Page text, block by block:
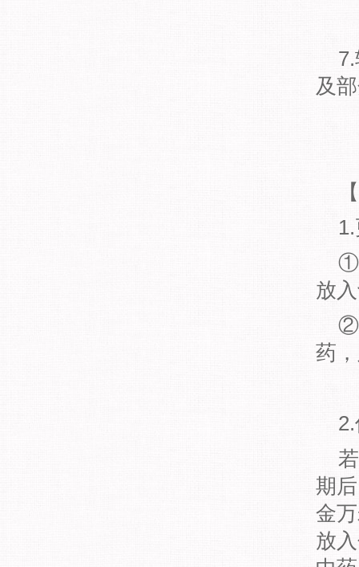
及
①
放
②
药
期
金
放